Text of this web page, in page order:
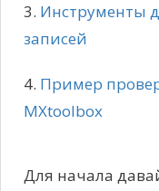
3. Инструменты
записей
4. Пример
MXtoolbox
Для начала